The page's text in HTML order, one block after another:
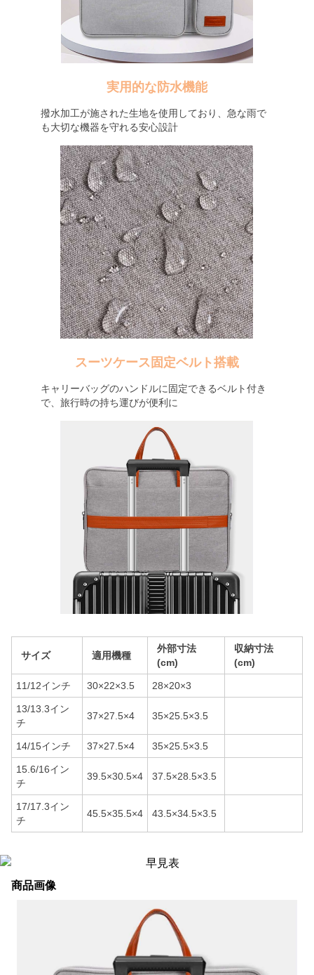
実用的な防水機能
撥水加工が施された生地を使用しており、急な雨で
も大切な機器を守れる安心設計
スーツケース固定ベルト搭載
キャリーバッグのハンドルに固定できるベルト付き
で、旅行時の持ち運びが便利に
サイズ 適用機種
外部寸法
(cm)
収納寸法
(cm)
11/12インチ 30×22×3.5 28×20×3
13/13.3イン
チ
37×27.5×4 35×25.5×3.5
14/15インチ 37×27.5×4 35×25.5×3.5
15.6/16イン
チ
39.5×30.5×4 37.5×28.5×3.5
17/17.3イン
チ
45.5×35.5×4 43.5×34.5×3.5
商品画像